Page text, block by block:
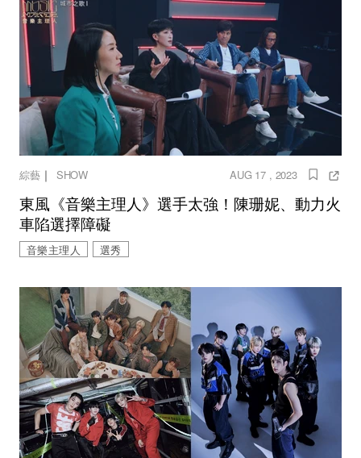
綜藝｜ SHOW AUG 17 , 2023
東風《音樂主理人》選手太強！陳珊妮、動力火
車陷選擇障礙
音樂主理人 選秀